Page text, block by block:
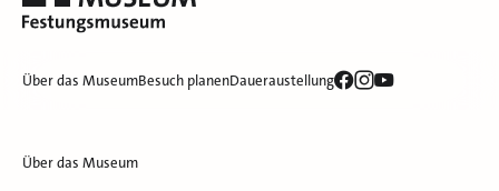
Über das MuseumBesuch planenDaueraustellung
Über das Museum